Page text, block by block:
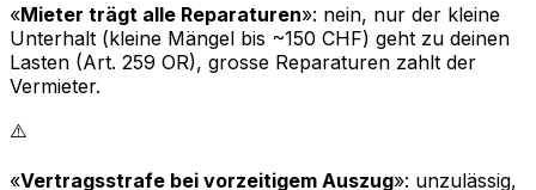
«Mieter trägt alle Reparaturen»: nein, nur der kleine
Unterhalt (kleine Mängel bis ~150 CHF) geht zu deinen
Lasten (Art. 259 OR), grosse Reparaturen zahlt der
Vermieter.
⚠️
«Vertragsstrafe bei vorzeitigem Auszug»: unzulässig,